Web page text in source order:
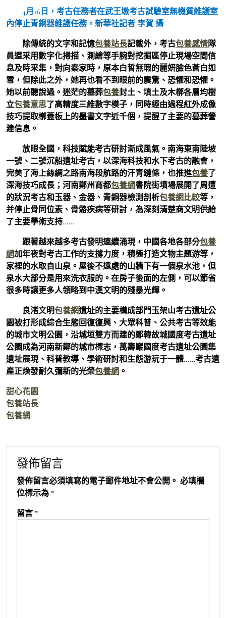
4月16日，考古任務者在武王墩考古試驗室無機質維護室
內停止青銅器維護任務。新華社記者 李賀 攝
除傳統的文字和記憶包養站長記載外，考古包養感情隊
員還采用數字化掃描、測繪等手腕對挖掘區停止現場空間信
息及時采集，對向秦家時，原本白皙無瑕的麗妍臉色蒼白如
雪，但除此之外，她再也看不到眼前的震驚、恐懼和恐懼。
她以前聽說過。迷茫的墓葬包養封土、填土及木槨各層均樹
立包養意思了高精度三維數字模子，同時經由過程紅外成像
技巧提取槨蓋板上的墨書文字近千個，提醒了主要的墓葬營
建信息。
放眼全國，科技賦能考古研討漸成風氣。南海東南陸坡
一號、二號沉船遺址考古，以深海科技和水下考古的融會，
完美了海上絲綢之路南海段航路的汗青鏈條，也推進包養了
深海技巧成長；河南鄭州商都包養網書院街墳場展開了周遭
的狀況考古和玉器、金器、青銅器檢測剖析包養網比較等，
并停止骨同位素、骨骼疾病等研討，為深刻清楚商文明供給
了主要學術支持……
跟著越來越多考古發明連續涌現，中國各地各部分包養
網加年夜對考古工作的支撐力度，積極打造文物主題游等，
家裡的水取自山泉。屋後不遠處的山牆下有一個泉水池，但
泉水大部分是用來洗衣服的。在房子後面的左側，可以節省
很多時讓更多人領略到中漢文明的殘暴光輝。
良渚文明包養網遺址的主要構成部門玉架山考古遺址公
園被打形成綜合生態回復復興、大眾科普、公共考古等效能
的城市文明公園，沿城垣雙方而建的鄭韓故城國度考古遺址
公園成為河南新鄭的城市標志，萬壽巖國度考古遺址公園集
遺址展現、科普教導、學術研討和生態游玩于一體……考古遺
產正煥發耐久彌新的光榮包養網 。
甜心花園
包養站長
包養網
發佈留言
發佈留言必須填寫的電子郵件地址不會公開。 必填欄
位標示為 *
留言 *